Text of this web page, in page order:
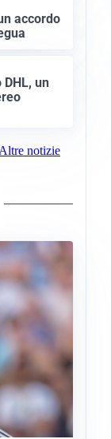
accordo
un
Altre notizie